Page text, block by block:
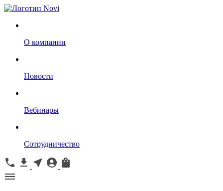
О компании
Новости
Вебинары
Сотрудничество